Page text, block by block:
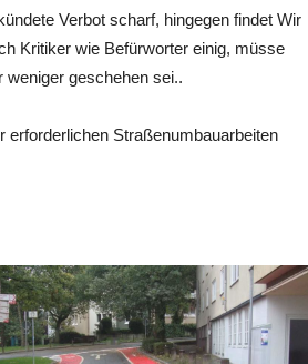
Verbot scharf, hingegen findet Wir
Kritiker wie Befürworter einig, müsse
weniger geschehen sei..
erforderlichen Straßenumbauarbeiten